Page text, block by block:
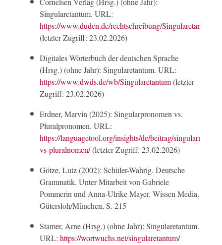
Singularetantum. URL:
https://www.duden.de/rechtschreibung/Singularetantum
(letzter Zugriff: 23.02.2026)
Digitales Wörterbuch der deutschen Sprache
(Hrsg.) (ohne Jahr): Singularetantum. URL:
https://www.dwds.de/wb/Singularetantum(letzter
Zugriff: 23.02.2026)
Erdner, Marvin (2025): Singularpronomen vs.
Pluralpronomen. URL:
https://languagetool.org/insights/de/beitrag/singularnomen-
vs-pluralnomen/(letzter Zugriff: 23.02.2026)
Götze, Lutz (2002): Schüler-Wahrig. Deutsche
Grammatik. Unter Mitarbeit von Gabriele
Pommerin und Anna-Ulrike Mayer. Wissen Media,
Gütersloh/München, S. 215
Stamer, Arne (Hrsg.) (ohne Jahr): Singularetantum.
URL: https://wortwuchs.net/singularetantum/